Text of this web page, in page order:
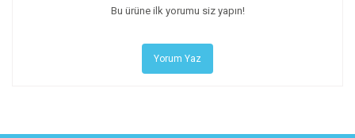
Bu ürüne ilk yorumu siz yapın!
Yorum Yaz